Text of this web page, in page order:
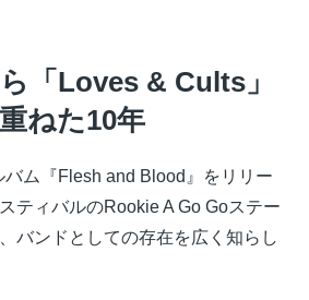
「Loves & Cults」
ねた10年
ム『Flesh and Blood』をリリー
ティバルのRookie A Go Goステー
バンドとしての存在を広く知らし